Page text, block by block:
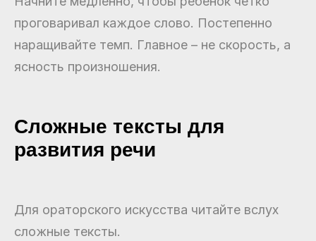
проговаривал каждое слово. Постепенно
наращивайте темп. Главное – не скорость, а
ясность произношения.
Сложные тексты для
развития речи
Для ораторского искусства читайте вслух
сложные тексты.